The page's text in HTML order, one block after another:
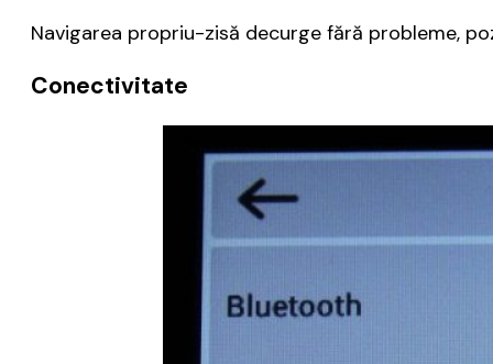
Navigarea propriu-zisă decurge fără probleme,
Conectivitate